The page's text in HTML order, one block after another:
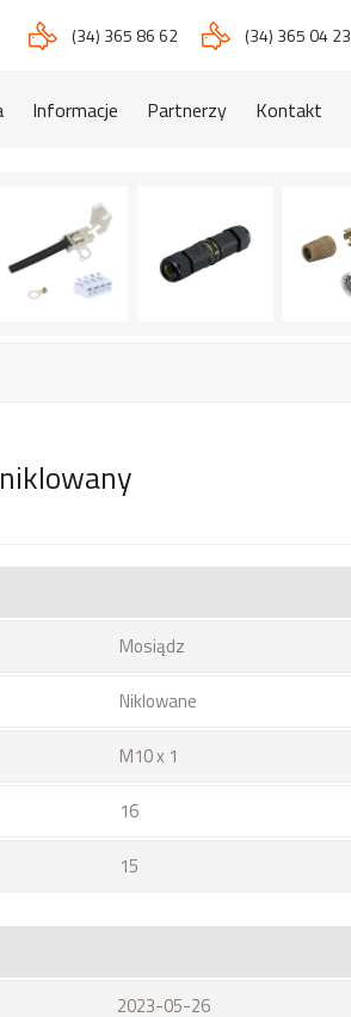
(34) 365 86 62 (34) 365 04 23
Informacje Partnerzy Kontakt
Mosiądz
Niklowane
M10 x 1
16
15
2023-05-26